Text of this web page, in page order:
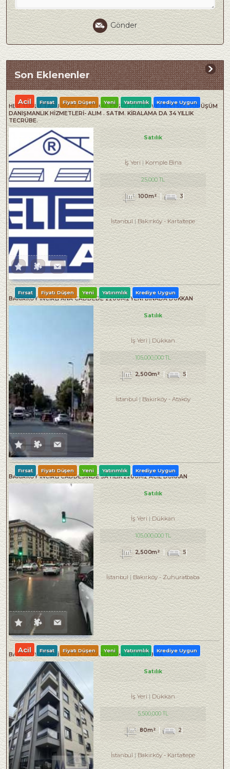
Gönder
Son Eklenenler
HER TÜRLÜ TAPU İMAR AF İNTİKAL EKSPERTİZLİK VE KENTSEL DÖNÜŞÜM
DANIŞMANLIK HİZMETLERİ- ALIM . SATIM. KİRALAMA DA 34 YILLIK
TECRÜBE.
Acil Fırsat Fiyatı Düşen Yeni Yatırımlık Krediye Uygun
Satılık
İş Yeri Komple Bina
25,000 TL
100m² 3
İstanbul Bakırköy-Kartaltepe
BAKIRKÖY İNCİRLİ ANA CADDEDE 2200M2 YENİ BİNADA DÜKKAN
Fırsat Fiyatı Düşen Yeni Yatırımlık Krediye Uygun
Satılık
İş Yeri Dükkan
105,000,000 TL
2,500m² 5
İstanbul Bakırköy- Ataköy
BAKIRKÖY İNCİRLİ CADDESINDE SATILIK 2200M2 ACİL DÜKKAN
Fırsat Fiyatı Düşen Yeni Yatırımlık Krediye Uygun
Satılık
İş Yeri Dükkan
105,000,000 TL
2,500m² 5
İstanbul Bakırköy-Zuhuratbaba
BAKIRKÖY İNCİRLİ SATILIK İKİ KATLI DÜKKAN YENİ BİNA
Acil Fırsat Fiyatı Düşen Yeni Yatırımlık Krediye Uygun
Satılık
İş Yeri Dükkan
5,500,000 TL
80m² 2
İstanbul Bakırköy-Kartaltepe